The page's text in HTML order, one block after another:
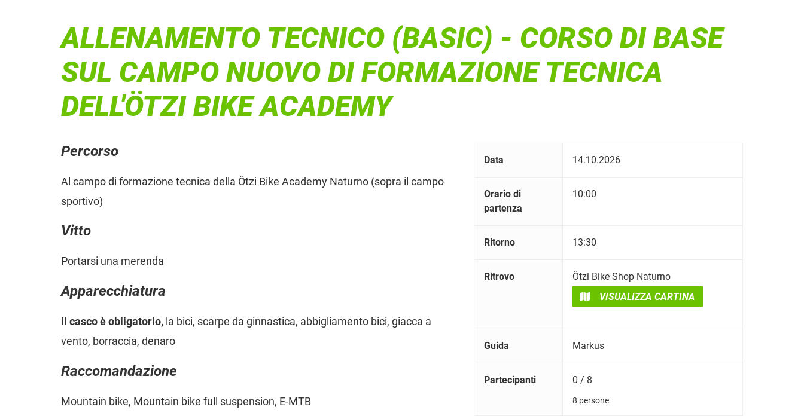
ALLENAMENTO TECNICO (BASIC) - CORSO DI BASE
SUL CAMPO NUOVO DI FORMAZIONE TECNICA
DELL'ÖTZI BIKE ACADEMY
Data 14.10.2026
Orario di
partenza
10:00
Ritorno 13:30
Ritrovo
Ötzi Bike Shop Naturno
VISUALIZZA CARTINA
Guida Markus
Partecipanti 0 / 8
8 persone
Percorso
Al campo di formazione tecnica della Ötzi Bike Academy Naturno (sopra il campo
sportivo)
Vitto
Portarsi una merenda
Apparecchiatura
Il casco è obligatorio, la bici, scarpe da ginnastica, abbigliamento bici, giacca a
vento, borraccia, denaro
Raccomandazione
Mountain bike, Mountain bike full suspension, E-MTB